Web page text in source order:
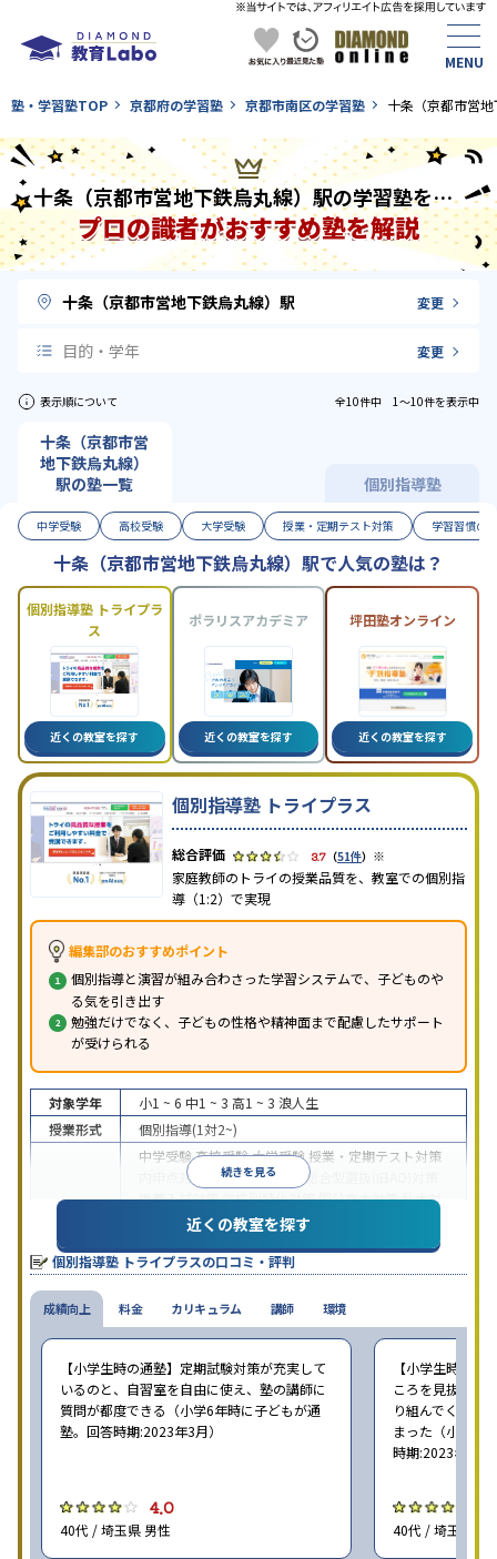
塾・学習塾TOP 京都府の学習塾 京都市南区の学習塾 十条（京都市営
十条（京都市営地下鉄烏丸線）駅の学習塾を徹底比較！
プロの識者がおすすめ塾を解説
十条（京都市営地下鉄烏丸線）駅 変更
目的・学年 変更
表示順について 全10件中 1〜10件を表示中
十条（京都市営
地下鉄烏丸線）
駅の塾一覧
個別指導塾
中学受験 高校受験 大学受験 授業・定期テスト対策 学習習慣の
十条（京都市営地下鉄烏丸線）駅で人気の塾は？
個別指導塾 トライプラ
ス
近くの教室を探す
ポラリスアカデミア
近くの教室を探す
坪田塾オンライン
近くの教室を探す
個別指導塾 トライプラス
3.7 （51件） ※
家庭教師のトライの授業品質を、教室での個別指
導（1:2）で実現
編集部のおすすめポイント
個別指導と演習が組み合わさった学習システムで、子どものや
る気を引き出す
勉強だけでなく、子どもの性格や精神面まで配慮したサポート
が受けられる
続きを見る
対象学年 小1 ~ 6 中1 ~ 3 高1 ~ 3 浪人生
授業形式
個別指導(1対2~)
中学受験高校受験大学受験 授業・定期テスト対策
内申点対策
学習習慣の定着
総合型選抜(旧AO)対策
推薦入試対策学校別特化対策国公立大対策私大対
共通テスト対策英検(英語検定)対策
その他
科目別特化対策
特徴
応
学習にPC・タブレットを利用1科目から受講可
能季節講習のみの受講可自習室あり
※2023年3月調査。
小学校高学年の個別指導塾アンケート調査方法
を参
近くの教室を探す
個別指導塾 トライプラスの口コミ・評判
成績向上
【小学生時の通塾】定期試験対策が充実して
いるのと、自習室を自由に使え、塾の講師に
質問が都度できる（小学6年時に子どもが通
塾。回答時期:2023年3月）
4.0
40代 / 埼玉県 男性
【小学生時の通
ころを見抜いて
り組んでくれた
まった（小学5
時期:2023年3月
40代 / 埼玉県 女
料金 カリキュラム 講師 環境